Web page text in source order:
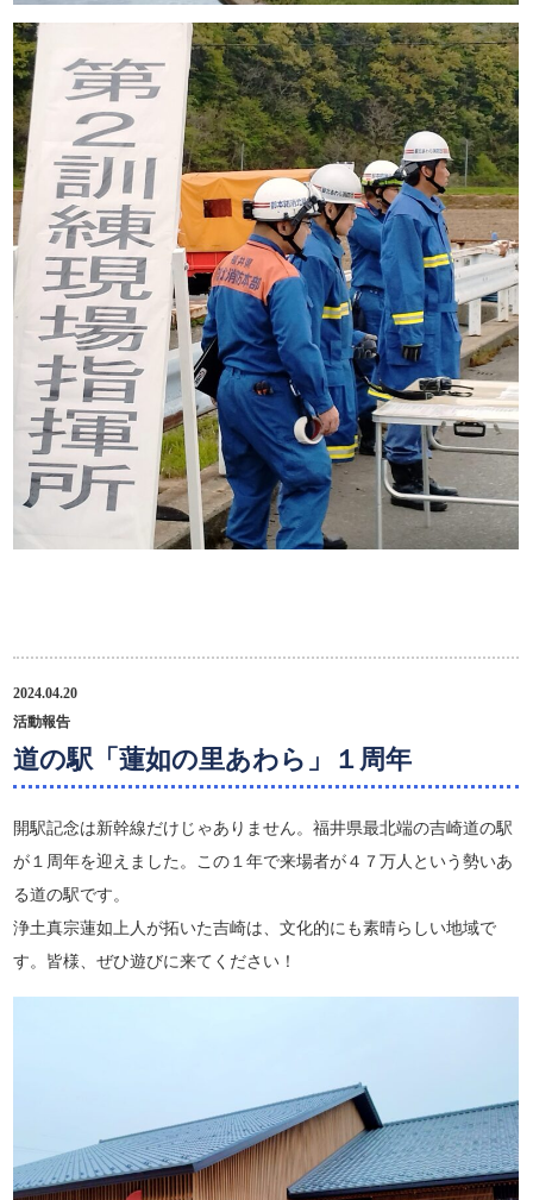
2024.04.20
活動報告
道の駅「蓮如の里あわら」１周年
開駅記念は新幹線だけじゃありません。福井県最北端の吉崎道の駅
が１周年を迎えました。この１年で来場者が４７万人という勢いあ
る道の駅です。
浄土真宗蓮如上人が拓いた吉崎は、文化的にも素晴らしい地域で
す。皆様、ぜひ遊びに来てください！